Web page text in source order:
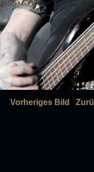
Vorheriges Bild